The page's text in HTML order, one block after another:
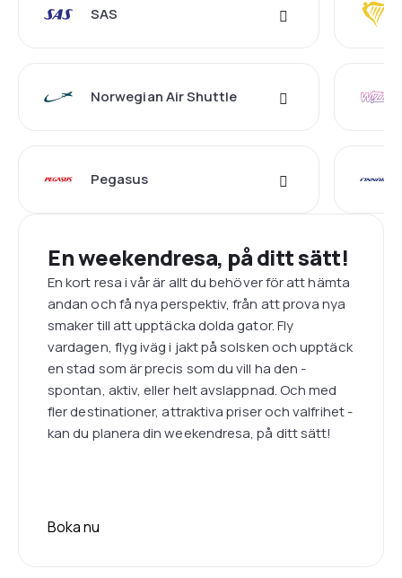
SAS
Norwegian Air Shuttle
Pegasus
En weekendresa, på ditt sätt!
En kort resa i vår är allt du behöver för att hämta
andan och få nya perspektiv, från att prova nya
smaker till att upptäcka dolda gator. Fly
vardagen, flyg iväg i jakt på solsken och upptäck
en stad som är precis som du vill ha den -
spontan, aktiv, eller helt avslappnad. Och med
fler destinationer, attraktiva priser och valfrihet -
kan du planera din weekendresa, på ditt sätt!
Boka nu